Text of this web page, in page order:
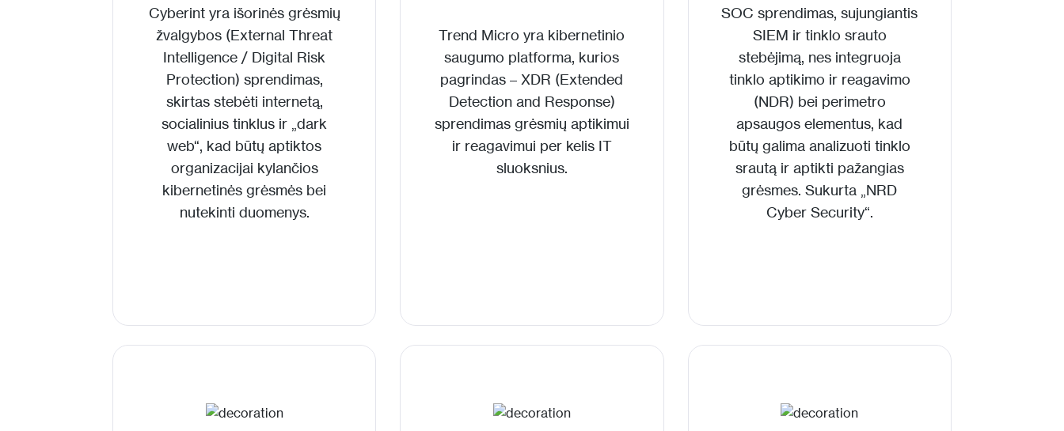
Cyberintyra išorinės grėsmių
žvalgybos (External Threat
Intelligence / Digital Risk
Protection) sprendimas,
skirtas stebėti internetą,
socialinius tinklus ir „dark
web“, kad būtų aptiktos
organizacijai kylančios
kibernetinės grėsmės bei
nutekinti duomenys.
Trend Micro yra kibernetinio
saugumo platforma, kurios
pagrindas – XDR (Extended
Detection and Response)
sprendimas grėsmių aptikimui
ir reagavimui per kelis IT
sluoksnius.
SOC sprendimas, sujungiantis
SIEM ir tinklo srauto
stebėjimą, nes integruoja
tinklo aptikimo ir reagavimo
(NDR) bei perimetro
apsaugos elementus, kad
būtų galima analizuoti tinklo
srautą ir aptikti pažangias
grėsmes. Sukurta „NRD
Cyber Security“.